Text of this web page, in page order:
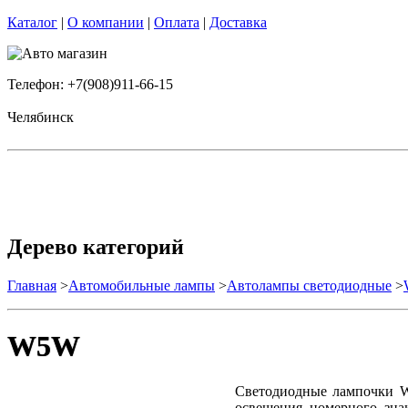
Каталог | О компании | Оплата | Доставка
Телефон: +7(908)911-66-15
Челябинск
Дерево категорий
Главная >Автомобильные лампы >Автолампы светодиодные >
W5W
Светодиодные лампочки